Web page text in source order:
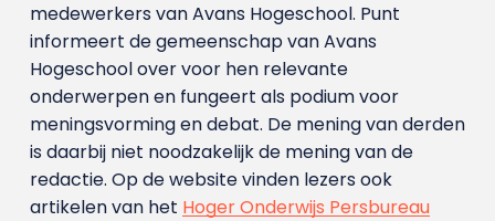
medewerkers van Avans Hoge­school. Punt
informeert de gemeenschap van Avans
Hogeschool over voor hen relevante
onderwerpen en fungeert als podium voor
meningsvorming en debat. De mening van derden
is daarbij niet noodzakelijk de mening van de
redactie. Op de website vinden lezers ook
artikelen van het Hoger Onderwijs Persbureau